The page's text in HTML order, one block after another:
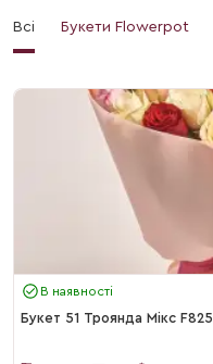
Всі Букети Flowerpot
В наявності
Букет 51 Троянда Мікс F825